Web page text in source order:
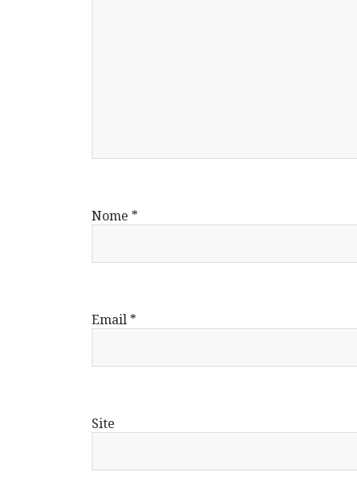
Nome *
Email *
Site